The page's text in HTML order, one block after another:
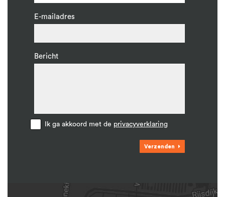
E-mailadres
Bericht
Ik ga akkoord met de privacyverklaring
Verzenden